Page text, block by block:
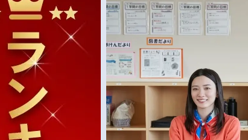
アニメ記事一覧